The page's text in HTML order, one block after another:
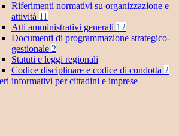
Riferimenti normativi su organizzazione e
attività 11
Atti amministrativi generali 12
Documenti di programmazione strategico-
gestionale 2
Statuti e leggi regionali
Codice disciplinare e codice di condotta 2
informativi per cittadini e imprese